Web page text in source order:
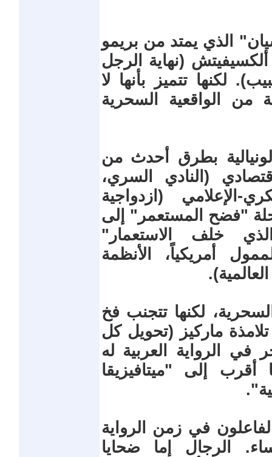
الذي يمتد من بريمو
(نهاية الرجل
لكنها تتميز بأنها لا
من الواقعية السحرية
بطرق أحدث من
(النادي السري،
الإعلامي (ازدواجية
"فضح المستعمر" إلى
خلف الاستعمار"
أمريكياً، الأنظمة
لكنها تتجنب فخ
ماركيز (تحويل كل
الرواية العربية له
إلى "ميتافيزيقا
في زمن الرواية
الرجال إما ضحايا